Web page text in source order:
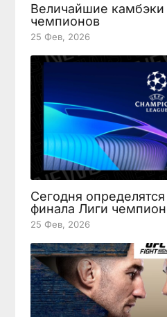
Величайшие камбэки
чемпионов
25 Фев, 2026
Сегодня
финала Лиги
25 Фев, 2026